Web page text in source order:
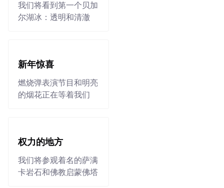
我们将看到第一个贝加
尔湖冰：透明和清澈
新年惊喜
燃烧弹表演节目和明亮
的烟花正在等着我们
权力的地方
我们将参观着名的萨满
卡岩石和佛教启蒙佛塔